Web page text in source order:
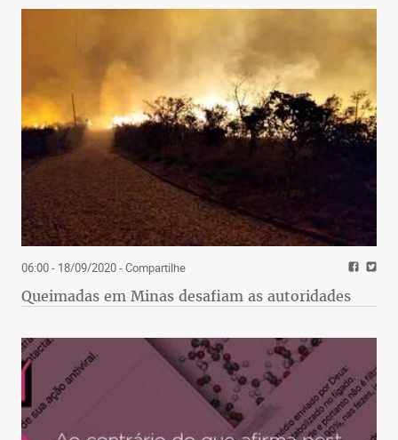
06:00 - 18/09/2020- Compartilhe
Queimadas em Minas desafiam as autoridades